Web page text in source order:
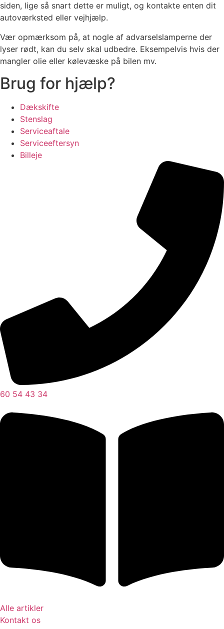
siden, lige så snart dette er muligt, og kontakte enten dit
autoværksted eller vejhjælp.
Vær opmærksom på, at nogle af advarselslamperne der
lyser rødt, kan du selv skal udbedre. Eksempelvis hvis der
mangler olie eller kølevæske på bilen mv.
Brug for hjælp?
Dækskifte
Stenslag
Serviceaftale
Serviceeftersyn
Billeje
60 54 43 34
Alle artikler
Kontakt os